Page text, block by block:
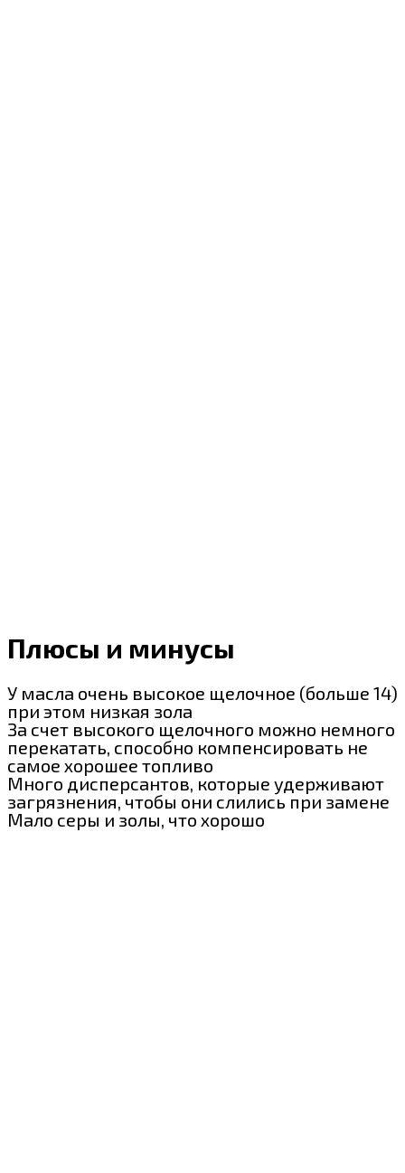
Плюсы и минусы
У масла очень высокое щелочное (больше 14)
при этом низкая зола
За счет высокого щелочного можно немного
перекатать, способно компенсировать не
самое хорошее топливо
Много дисперсантов, которые удерживают
загрязнения, чтобы они слились при замене
Мало серы и золы, что хорошо